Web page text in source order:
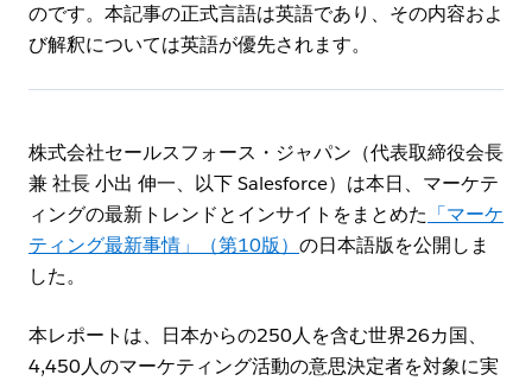
のです。本記事の正式言語は英語であり、その内容およ
び解釈については英語が優先されます。
株式会社セールスフォース・ジャパン（代表取締役会長
兼 社長 小出 伸一、以下 Salesforce）は本日、マーケテ
ィングの最新トレンドとインサイトをまとめた 「マーケ
ティング最新事情」（第10版） の日本語版を公開しま
した。
本レポートは、日本からの250人を含む世界26カ国、
4,450人のマーケティング活動の意思決定者を対象に実